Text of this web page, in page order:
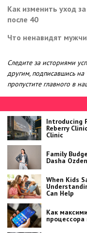
Как изменить уход
после 40
Что ненавидят
Следите за историями
другим, подписавшись на
пропустите главного в
Introducing
Reberry
Clinic
Family
Dasha Ozden
When Kids
Can Help
Как